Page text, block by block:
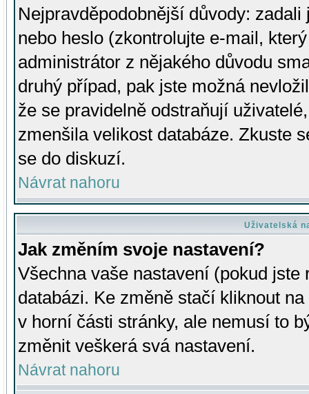
Nejpravděpodobnější důvody:
nebo heslo (zkontrolujte e-mail,
administrátor z nějakého důvodu
druhý případ, pak jste možná
že se pravidelně odstraňují
zmenšila velikost databáze. Zkuste
se do diskuzí.
Návrat nahoru
Uživatelská
Jak změním svoje nastavení?
Všechna vaše nastavení (pokud
databázi. Ke změně stačí kliknout
v horní části stránky, ale nemusí to
změnit veškerá svá nastavení.
Návrat nahoru